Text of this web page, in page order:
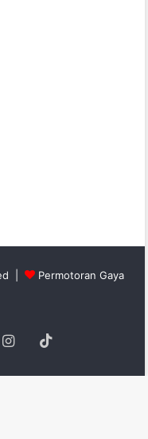
|
Permotoran Gaya
Instagram